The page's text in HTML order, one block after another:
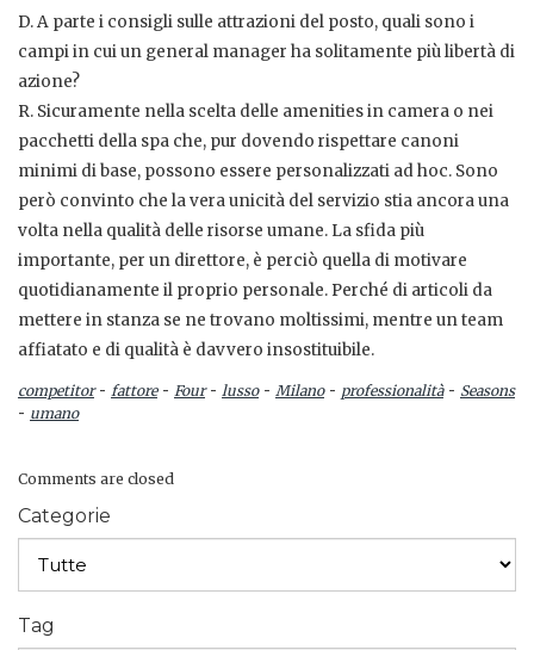
D. A parte i consigli sulle attrazioni del posto, quali sono i
campi in cui un general manager ha solitamente più libertà di
azione?
R. Sicuramente nella scelta delle amenities in camera o nei
pacchetti della spa che, pur dovendo rispettare canoni
minimi di base, possono essere personalizzati ad hoc. Sono
però convinto che la vera unicità del servizio stia ancora una
volta nella qualità delle risorse umane. La sfida più
importante, per un direttore, è perciò quella di motivare
quotidianamente il proprio personale. Perché di articoli da
mettere in stanza se ne trovano moltissimi, mentre un team
affiatato e di qualità è davvero insostituibile.
competitor- fattore- Four- lusso- Milano- professionalità- Seasons
- umano
Comments are closed
Categorie
Tag